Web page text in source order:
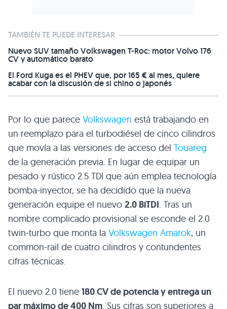
TAMBIÉN TE PUEDE INTERESAR
Nuevo SUV tamaño Volkswagen T-Roc: motor Volvo 176
CV y automático barato
El Ford Kuga es el PHEV que, por 165 € al mes, quiere
acabar con la discusión de si chino o japonés
Por lo que parece Volkswagen está trabajando en
un reemplazo para el turbodiésel de cinco cilindros
que movía a las versiones de acceso del Touareg
de la generación previa. En lugar de equipar un
pesado y rústico 2.5 TDI que aún emplea tecnología
bomba-inyector, se ha decidido que la nueva
generación equipe el nuevo 2.0 BiTDI. Tras un
nombre complicado provisional se esconde el 2.0
twin-turbo que monta la Volkswagen Amarok, un
common-rail de cuatro cilindros y contundentes
cifras técnicas.
El nuevo 2.0 tiene 180 CV de potencia y entrega un
par máximo de 400 Nm. Sus cifras son superiores a